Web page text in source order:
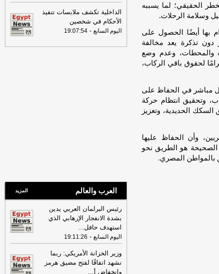
الحقيقي؛ لما يسببه
وسلامة الرحلات.
بها أيضًا الحصول على
دون تذكرة يعد مخالفة
والمحطات، وعدم وضع
لحقوق باقي الركاب،
مباشر في الحفاظ على
وتحقيق انتظام حركة
الحديدية، وتعزيز
وأن الحفاظ عليها
الصحيحة هو الطريق نحو
بالمواطن المصري.
16:46
وزير الخزانة الأميركي: لن نسمح
لإيران اتخاذ التجارة العالمية رهينة أو
استخدام الشحن الدولي لتمويل الحرس
الداخلية تكشف ملابسات تنفيذ
الأحكام في شخصين
اليوم السابع -
19:07:54
العرب والعالم المزيد
رئيس البرلمان العربي يدين
بشدة الانفجار الإرهابي الذي
استهدف حافل...
اليوم السابع -
19:11:26
وزير الخزانة الأمريكي: ربما
نشهد اتفاقًا لفتح مضيق هرمز
وانخفاض أ...